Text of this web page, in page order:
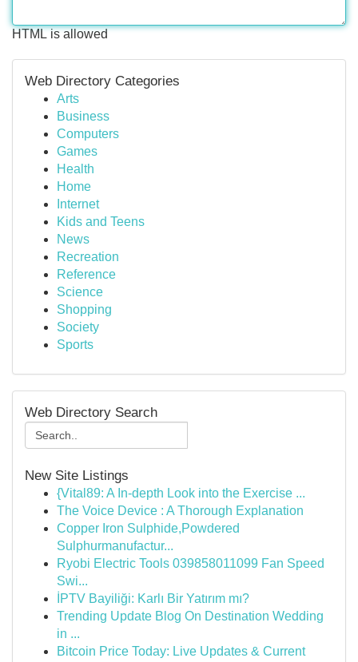
HTML is allowed
Web Directory Categories
Arts
Business
Computers
Games
Health
Home
Internet
Kids and Teens
News
Recreation
Reference
Science
Shopping
Society
Sports
Web Directory Search
New Site Listings
{Vital89: A In-depth Look into the Exercise ...
The Voice Device : A Thorough Explanation
Copper Iron Sulphide,Powdered
Sulphurmanufactur...
Ryobi Electric Tools 039858011099 Fan Speed
Swi...
İPTV Bayiliği: Karlı Bir Yatırım mı?
Trending Update Blog On Destination Wedding
in ...
Bitcoin Price Today: Live Updates & Current